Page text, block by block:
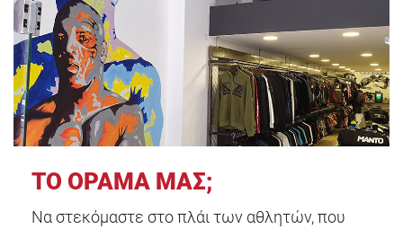
ΤΟ ΟΡΑΜΑ ΜΑΣ;
Να στεκόμαστε στο πλάι των αθλητών, που